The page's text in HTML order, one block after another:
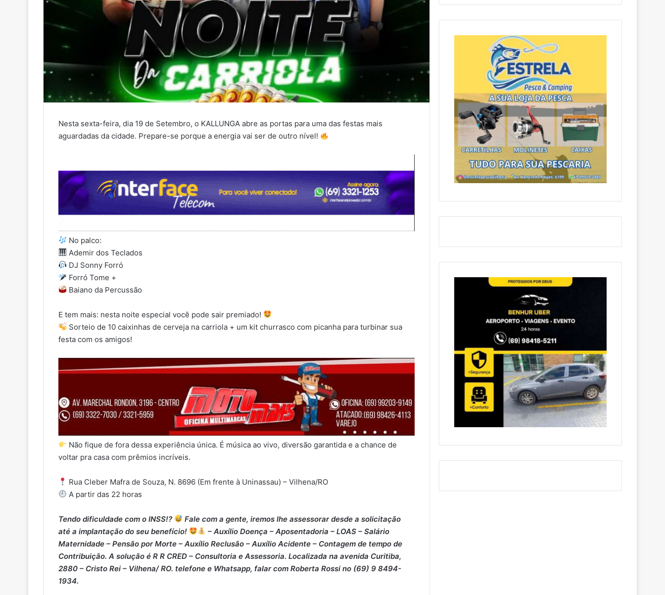
Nesta sexta-feira, dia 19 de Setembro, o KALLUNGA abre as portas para uma das festas mais
aguardadas da cidade. Prepare-se porque a energia vai ser de outro nível!
No palco:
Ademir dos Teclados
DJ Sonny Forró
Forró Tome +
Baiano da Percussão
E tem mais: nesta noite especial você pode sair premiado!
Sorteio de 10 caixinhas de cerveja na carriola + um kit churrasco com picanha para turbinar sua
festa com os amigos!
Não fique de fora dessa experiência única. É música ao vivo, diversão garantida e a chance de
voltar pra casa com prêmios incríveis.
Rua Cleber Mafra de Souza, N. 8696 (Em frente à Uninassau) – Vilhena/RO
A partir das 22 horas
Tendo dificuldade com o INSS!?
Fale com a gente, iremos lhe assessorar desde a solicitação
até a implantação do seu benefício!
– Auxílio Doença – ⁠Aposentadoria – ⁠LOAS – ⁠Salário
Maternidade – ⁠Pensão por Morte – ⁠Auxílio Reclusão – ⁠Auxílio Acidente – ⁠Contagem de tempo de
Contribuição. A solução é R R CRED – Consultoria e Assessoria. Localizada na avenida Curitiba,
2880 – Cristo Rei – Vilhena/ RO. telefone e Whatsapp, falar com Roberta Rossi no (69) 9 8494-
1934.